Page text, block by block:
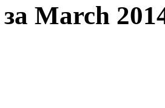
March